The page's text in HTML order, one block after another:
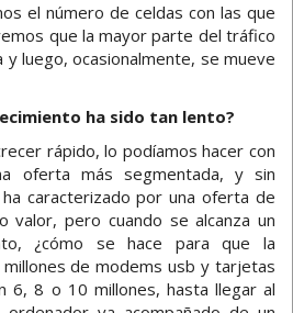
el número de celdas con las que
que la mayor parte del tráfico
y luego, ocasionalmente, se mueve
ha sido tan lento?
rápido, lo podíamos hacer con
oferta más segmentada, y sin
caracterizado por una oferta de
valor, pero cuando se alcanza un
¿cómo se hace para que la
de modems usb y tarjetas
6, 8 o 10 millones, hasta llegar al